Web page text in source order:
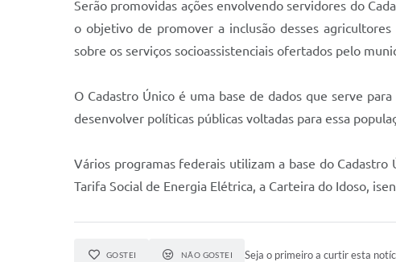
Serão promovidas ações envolvendo servidores do
o objetivo de promover a inclusão desses
sobre os serviços socioassistenciais ofertados pelo
O Cadastro Único é uma base de dados que serve
desenvolver políticas públicas voltadas para essa
Vários programas federais utilizam a base do Cadastro
Tarifa Social de Energia Elétrica, a Carteira do Idoso,
GOSTEI NÃO GOSTEI Seja o primeiro a curtir esta